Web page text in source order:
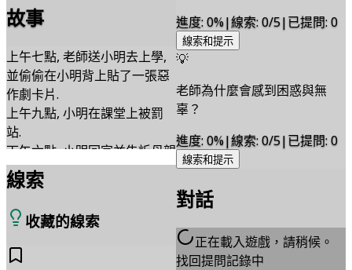
故事
上午七點, 老師送小明去上學,
並偷偷在小明背上貼了一張惡
作劇卡片.
上午九點, 小明在課堂上被罰
站.
下午六點, 小明回家並告訴母親
自己被罰站的事. 小明的母親很
生氣, 打電話指責老師.
老師感到困惑和無辜.
線索
收藏的線索
進度:0%|線索:0/5|已提問:0
線索和提示
💡
老師為什麼會感到困惑與無
辜？
進度:0%|線索:0/5|已提問:0
線索和提示
對話
正在載入遊戲，請稍候。
找回提問記錄中